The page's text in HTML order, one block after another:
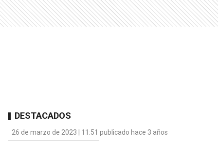
DESTACADOS
26 de marzo de 2023 | 11:51 publicado hace 3 años